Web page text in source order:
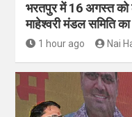
भरतपुर में 16 अगस्त को
माहेश्वरी मंडल समिति
1 hour ago Nai